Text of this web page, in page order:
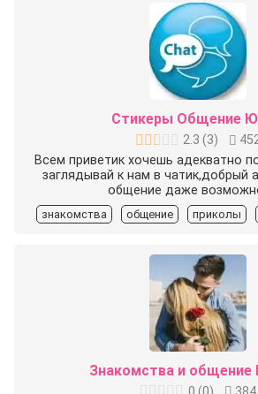
Стикеры Общение
2.3 (3)
Всем приветик хочешь адекватно
заглядывай к нам в чатик,добрый
общение даже
знакомства общение приколы
Знакомства и общение